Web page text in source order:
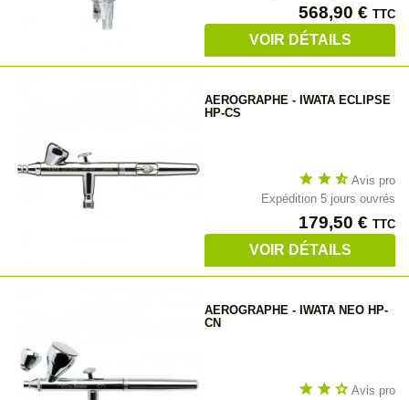
Prix
568,90 € TTC
VOIR DÉTAILS
AEROGRAPHE - IWATA ECLIPSE
HP-CS
star star star_half Avis pro
Expédition 5 jours ouvrés
Prix
179,50 € TTC
VOIR DÉTAILS
AEROGRAPHE - IWATA NEO HP-
CN
star star star_outline Avis pro